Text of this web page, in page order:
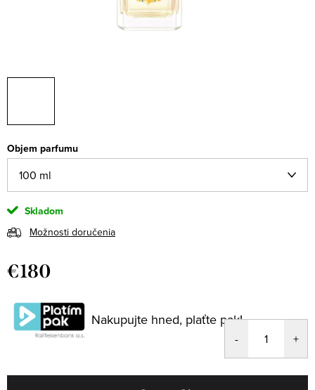
Objem parfumu
Skladom
Možnosti doručenia
€180
cena:
Nakupujte hned, plaťte pak!